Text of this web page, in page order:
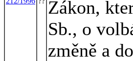
Zákon,
Sb., o
změně a